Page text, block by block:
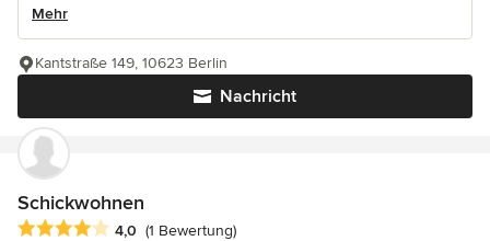
Mehr
Nachricht
Kantstraße 149, 10623 Berlin
Schickwohnen
Durchschnittliche Bewertung: 4 von 5 Sternen
4,0 (1 Bewertung)